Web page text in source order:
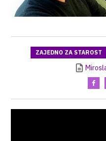
ZAJEDNO ZA STAROST